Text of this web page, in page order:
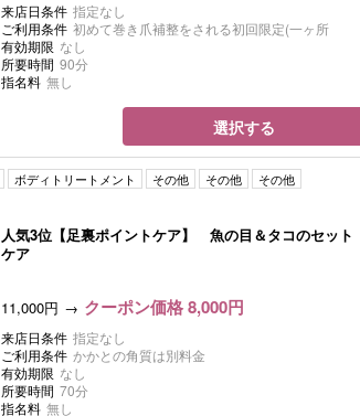
来店日条件 指定なし
ご利用条件 初めて巻き爪補整をされる初回限定(一ヶ所
有効期限 なし
所要時間 90分
指名料 無し
選択する
ボディトリートメント その他 その他 その他
人気3位【足裏ポイントケア】 魚の目＆タコのセット
ケア
11,000円 クーポン価格 8,000円
来店日条件 指定なし
ご利用条件 かかとの角質は別料金
有効期限 なし
所要時間 70分
指名料 無し